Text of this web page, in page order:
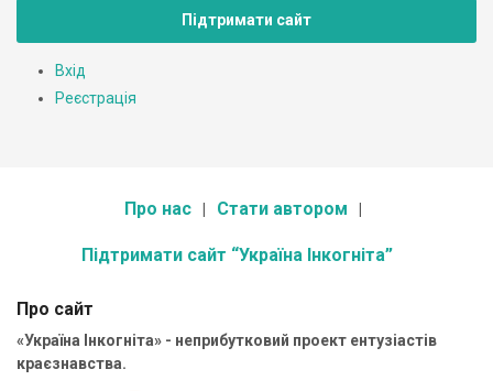
Підтримати сайт
Вхід
Реєстрація
Про нас Стати автором
Підтримати сайт “Україна Інкогніта”
Про сайт
«Україна Інкогніта» - неприбутковий проект ентузіастів
краєзнавства.